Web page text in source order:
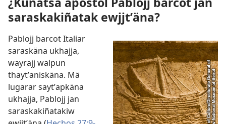
saraskakiñatak ewjjtʼäna?
Pablojj barcot Italiar
saraskäna ukhajja,
wayrajj walpun
thaytʼaniskäna. Mä
lugarar saytʼapkäna
ukhajja, Pablojj jan
saraskakiñatakiw